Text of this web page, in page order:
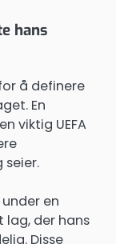
hans
å definere
En
viktig UEFA
seier.
en
der hans
Disse